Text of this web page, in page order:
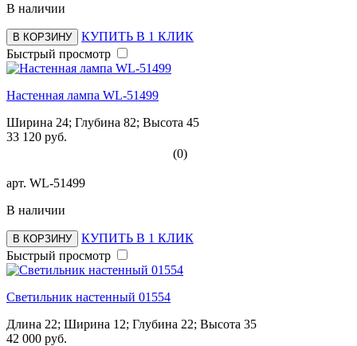
В наличии
В КОРЗИНУ
КУПИТЬ В 1 КЛИК
Быстрый просмотр
Настенная лампа WL-51499
Ширина 24; Глубина 82; Высота 45
33 120 руб.
(0)
арт. WL-51499
В наличии
В КОРЗИНУ
КУПИТЬ В 1 КЛИК
Быстрый просмотр
Светильник настенный 01554
Длина 22; Ширина 12; Глубина 22; Высота 35
42 000 руб.